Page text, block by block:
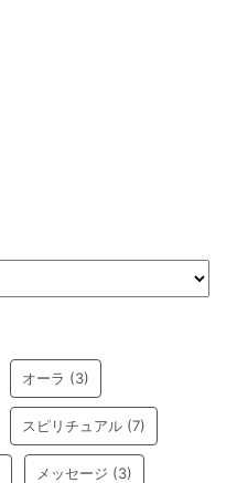
オーラ (3)
スピリチュアル (7)
メッセージ (3)